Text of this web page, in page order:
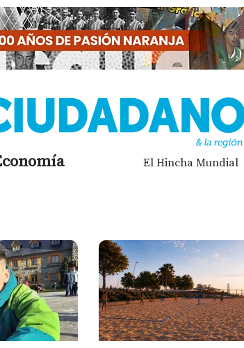
El Hincha Mundial